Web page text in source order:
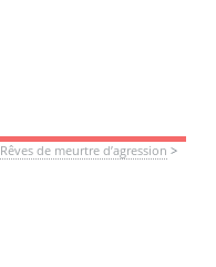
Rêves de meurtre d’agression >